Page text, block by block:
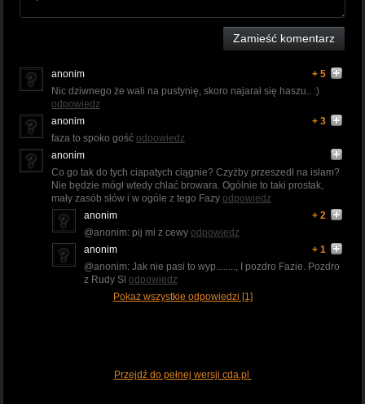
Zamieść komentarz
anonim
+ 5
Nic dziwnego że wali na pustynię, skoro najarał się haszu.. :)
odpowiedz
anonim
+ 3
faza to spoko gość odpowiedz
anonim
Co go tak do tych ciapatych ciągnie? Czyżby przeszedł na islam?
Nie będzie mógł wtedy chlać browara. Ogólnie to taki prostak,
mały zasób słów i w ogóle z tego Fazy odpowiedz
anonim
+ 2
@anonim: pij mi z cewy odpowiedz
anonim
+ 1
@anonim: Jak nie pasi to wyp........, I pozdro Fazie. Pozdro
z Rudy Sl odpowiedz
Pokaż wszystkie odpowiedzi [1]
Przejdź do pełnej wersji cda.pl